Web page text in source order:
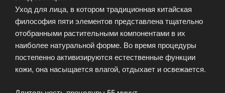
Уход для лица, в котором традиционная китайская
философия пяти элементов представлена тщательно
отобранными растительными компонентами в их
наиболее натуральной форме. Во время процедуры
постепенно активизируются естественные функции
кожи, она насыщается влагой, отдыхает и освежается.